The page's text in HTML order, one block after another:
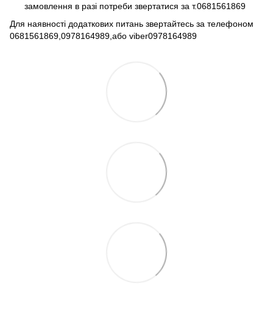
замовлення в разі потреби звертатися за т.0681561869​​​
Для наявності додаткових питань звертайтесь за телефоном
0681561869,0978164989,або viber0978164989